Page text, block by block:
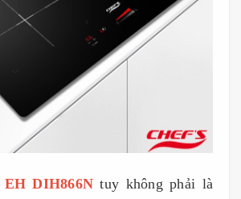
DIH866N tuy không phải là